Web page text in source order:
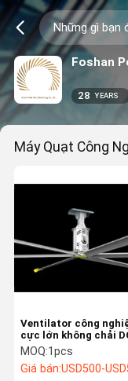
Foshan
28 YEARS
Máy Quạt Công
Ventilator công
cực lớn không chải
chống quá tải mô-men
xoắn lớn 380v
MOQ:1pcs
Giá bán:USD500-USD5000/